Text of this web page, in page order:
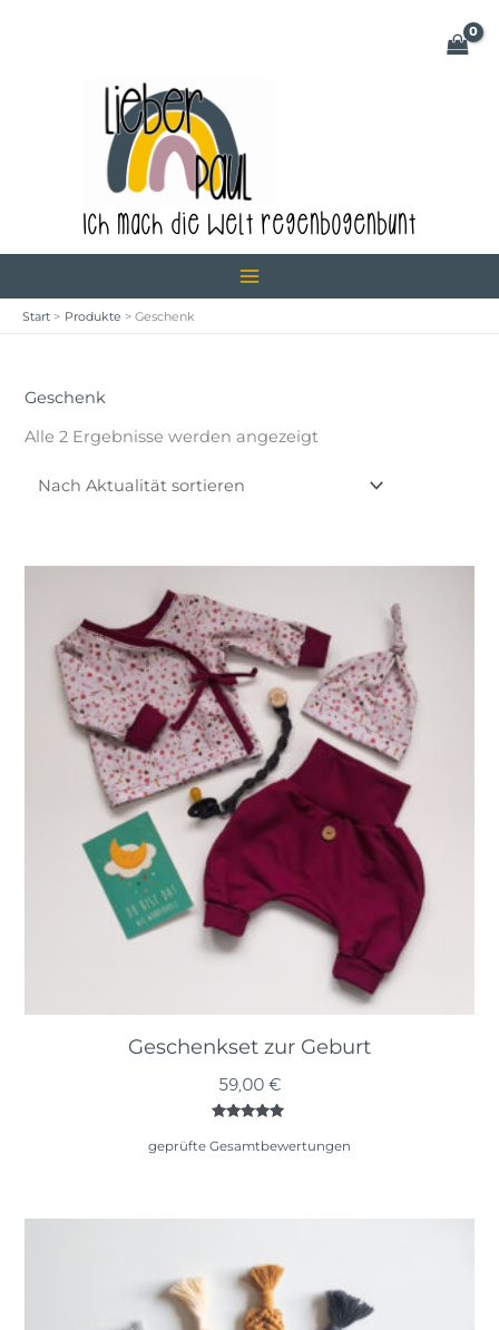
Ich mach die Welt regenbogenbunt
Start Produkte Geschenk
Geschenk
Alle 2 Ergebnisse werden angezeigt
Geschenkset zur Geburt
59,00 €
mit
geprüfte Gesamtbewertungen